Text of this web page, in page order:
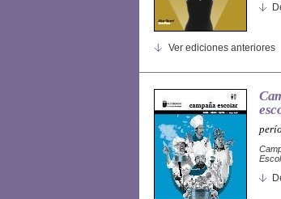
Ver ediciones anteriores